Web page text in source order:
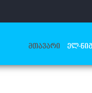
ᲛᲗᲐᲕᲐᲠᲘ ᲔᲚ-